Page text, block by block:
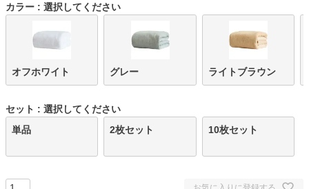
カラー 選択してください
オフホワイト グレー ライトブラウン
セット
選択してください
単品
2枚セット 10枚セット